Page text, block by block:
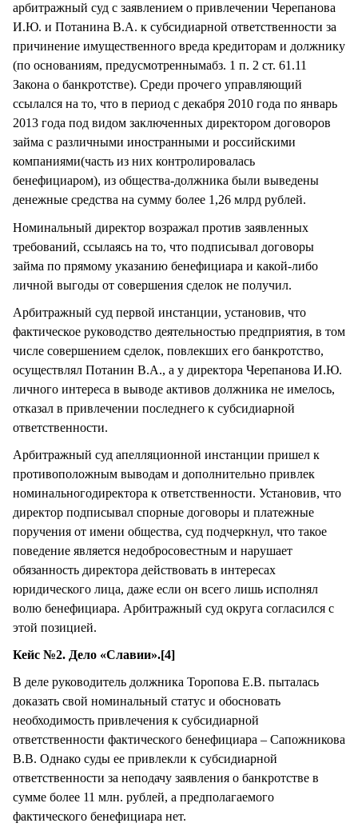
арбитражный суд с заявлением о привлечении Черепанова
И.Ю. и Потанина В.А. к субсидиарной ответственности за
причинение имущественного вреда кредиторам и должнику
(по основаниям, предусмотреннымабз. 1 п. 2 ст. 61.11
Закона о банкротстве). Среди прочего управляющий
ссылался на то, что в период с декабря 2010 года по январь
2013 года под видом заключенных директором договоров
займа с различными иностранными и российскими
компаниями(часть из них контролировалась
бенефициаром), из общества-должника были выведены
денежные средства на сумму более 1,26 млрд рублей.
Номинальный директор возражал против заявленных
требований, ссылаясь на то, что подписывал договоры
займа по прямому указанию бенефициара и какой-либо
личной выгоды от совершения сделок не получил.
Арбитражный суд первой инстанции, установив, что
фактическое руководство деятельностью предприятия, в том
числе совершением сделок, повлекших его банкротство,
осуществлял Потанин В.А., а у директора Черепанова И.Ю.
личного интереса в выводе активов должника не имелось,
отказал в привлечении последнего к субсидиарной
ответственности.
Арбитражный суд апелляционной инстанции пришел к
противоположным выводам и дополнительно привлек
номинальногодиректора к ответственности. Установив, что
директор подписывал спорные договоры и платежные
поручения от имени общества, суд подчеркнул, что такое
поведение является недобросовестным и нарушает
обязанность директора действовать в интересах
юридического лица, даже если он всего лишь исполнял
волю бенефициара. Арбитражный суд округа согласился с
этой позицией.
Кейс №2. Дело «Славии».[4]
В деле руководитель должника Торопова Е.В. пыталась
доказать свой номинальный статус и обосновать
необходимость привлечения к субсидиарной
ответственности фактического бенефициара – Сапожникова
В.В. Однако суды ее привлекли к субсидиарной
ответственности за неподачу заявления о банкротстве в
сумме более 11 млн. рублей, а предполагаемого
фактического бенефициара нет.